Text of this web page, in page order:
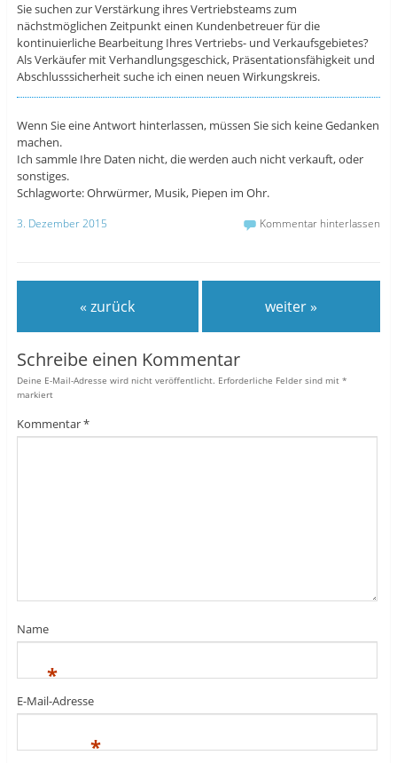
Sie suchen zur Verstärkung ihres Vertriebsteams zum
nächstmöglichen Zeitpunkt einen Kundenbetreuer für die
kontinuierliche Bearbeitung Ihres Vertriebs- und Verkaufsgebietes?
Als Verkäufer mit Verhandlungsgeschick, Präsentationsfähigkeit und
Abschlusssicherheit suche ich einen neuen Wirkungskreis.
Wenn Sie eine Antwort hinterlassen, müssen Sie sich keine Gedanken
machen.
Ich sammle Ihre Daten nicht, die werden auch nicht verkauft, oder
sonstiges.
Schlagworte: Ohrwürmer, Musik, Piepen im Ohr.
3. Dezember 2015 Kommentar hinterlassen
« zurück weiter »
Schreibe einen Kommentar
Deine E-Mail-Adresse wird nicht veröffentlicht. Erforderliche Felder sind mit *
markiert
Kommentar*
Name
*
E-Mail-Adresse
*